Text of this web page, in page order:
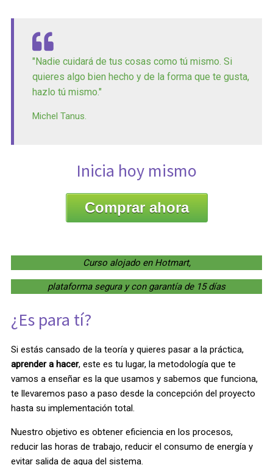
"Nadie cuidará de tus cosas como tú mismo. Si
quieres algo bien hecho y de la forma que te gusta,
hazlo tú mismo."
Michel Tanus.
Inicia hoy mismo
Comprar ahora
Curso alojado en Hotmart,
plataforma segura y con garantía de 15 días
¿Es para tí?
Si estás cansado de la teoría y quieres pasar a la práctica,
aprender a hacer, este es tu lugar, la metodología que te
vamos a enseñar es la que usamos y sabemos que funciona,
te llevaremos paso a paso desde la concepción del proyecto
hasta su implementación total.
Nuestro objetivo es obtener eficiencia en los procesos,
reducir las horas de trabajo, reducir el consumo de energía y
evitar salida de agua del sistema.